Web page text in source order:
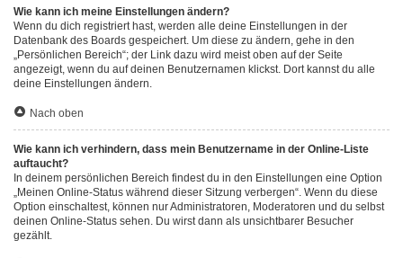
Wie kann ich meine Einstellungen ändern?
Wenn du dich registriert hast, werden alle deine Einstellungen in der
Datenbank des Boards gespeichert. Um diese zu ändern, gehe in den
„Persönlichen Bereich“; der Link dazu wird meist oben auf der Seite
angezeigt, wenn du auf deinen Benutzernamen klickst. Dort kannst du alle
deine Einstellungen ändern.
Nach oben
Wie kann ich verhindern, dass mein Benutzername in der Online-Liste
auftaucht?
In deinem persönlichen Bereich findest du in den Einstellungen eine Option
„Meinen Online-Status während dieser Sitzung verbergen“. Wenn du diese
Option einschaltest, können nur Administratoren, Moderatoren und du selbst
deinen Online-Status sehen. Du wirst dann als unsichtbarer Besucher
gezählt.